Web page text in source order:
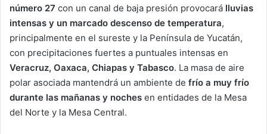
número 27 con un canal de baja presión provocará lluvias
intensas y un marcado descenso de temperatura,
principalmente en el sureste y la Península de Yucatán,
con precipitaciones fuertes a puntuales intensas en
Veracruz, Oaxaca, Chiapas y Tabasco. La masa de aire
polar asociada mantendrá un ambiente de frío a muy frío
durante las mañanas y noches en entidades de la Mesa
del Norte y la Mesa Central.